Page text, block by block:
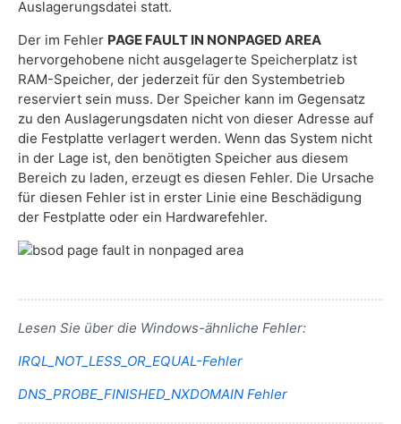
Auslagerungsdatei statt.
Der im Fehler PAGE FAULT IN NONPAGED AREA
hervorgehobene nicht ausgelagerte Speicherplatz ist
RAM-Speicher, der jederzeit für den Systembetrieb
reserviert sein muss. Der Speicher kann im Gegensatz
zu den Auslagerungsdaten nicht von dieser Adresse auf
die Festplatte verlagert werden. Wenn das System nicht
in der Lage ist, den benötigten Speicher aus diesem
Bereich zu laden, erzeugt es diesen Fehler. Die Ursache
für diesen Fehler ist in erster Linie eine Beschädigung
der Festplatte oder ein Hardwarefehler.
Lesen Sie über die Windows-ähnliche Fehler:
IRQL_NOT_LESS_OR_EQUAL-Fehler
DNS_PROBE_FINISHED_NXDOMAIN Fehler